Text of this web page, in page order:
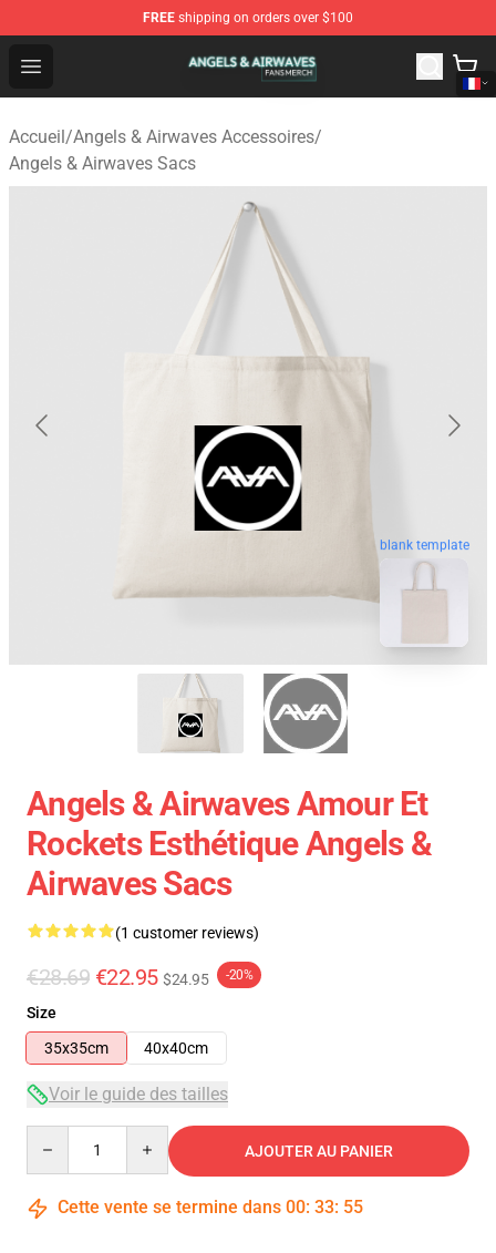
FREE shipping on orders over $100
Open menu
Angels & Airwaves Shop - Official Angels & Airwaves
Accueil/Angels & Airwaves Accessoires/
Angels & Airwaves Sacs
blank template
Angels & Airwaves Amour Et
Rockets Esthétique Angels &
Airwaves Sacs
(1 customer reviews)
€28.69 €22.95 $24.95 -20%
Size
35x35cm
40x40cm
Voir le guide des tailles
AJOUTER AU PANIER
Cette vente se termine dans 00: 33: 55